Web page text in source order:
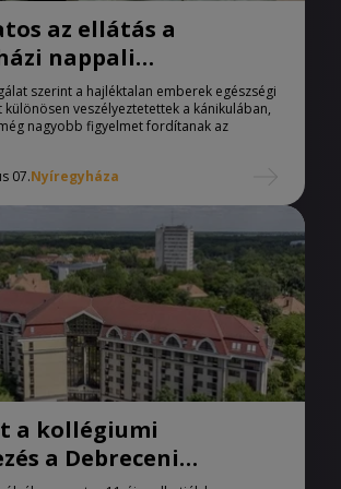
az ellátás a
nappali
szerint a hajléktalan emberek egészségi
veszélyeztetettek a kánikulában,
nagyobb figyelmet fordítanak az
07.Nyíregyháza
a kollégiumi
a Debreceni